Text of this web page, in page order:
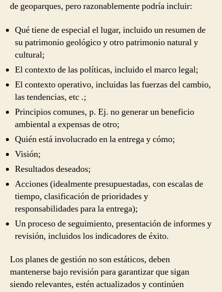
de geoparques, pero razonablemente podría incluir:
Qué tiene de especial el lugar, incluido un resumen de
su patrimonio geológico y otro patrimonio natural y
cultural;
El contexto de las políticas, incluido el marco legal;
El contexto operativo, incluidas las fuerzas del cambio,
las tendencias, etc .;
Principios comunes, p. Ej. no generar un beneficio
ambiental a expensas de otro;
Quién está involucrado en la entrega y cómo;
Visión;
Resultados deseados;
Acciones (idealmente presupuestadas, con escalas de
tiempo, clasificación de prioridades y
responsabilidades para la entrega);
Un proceso de seguimiento, presentación de informes y
revisión, incluidos los indicadores de éxito.
Los planes de gestión no son estáticos, deben
mantenerse bajo revisión para garantizar que sigan
siendo relevantes, estén actualizados y continúen